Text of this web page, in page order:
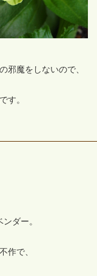
邪魔をしないので、
す。
ダー。
作で、